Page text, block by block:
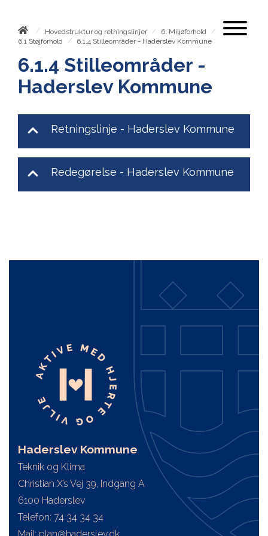
/ Hovedstruktur og retningslinjer / 6. Miljøforhold
/
6.1 Støjforhold
/ 6.1.4 Stilleområder - Haderslev Kommune
6.1.4 Stilleområder -
Haderslev Kommune
Retningslinje - Haderslev Kommune
Redegørelse - Haderslev Kommune
Haderslev Kommune
Teknik og Klima
Christian X’s Vej 39, Indgang A
6100 Haderslev
Telefon: 74 34 34 34